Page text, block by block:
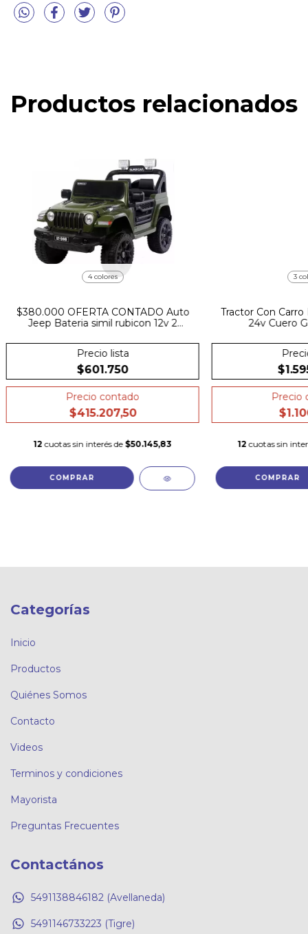
Productos relacionados
4 colores
$380.000 OFERTA CONTADO Auto
Jeep Bateria simil rubicon 12v 2
Control
Precio lista
$601.750
Precio contado
$415.207,50
12 cuotas sin interés de $50.145,83
COMPRAR
3
Tractor Con
24v Cuero
Precio
12 cuotas sin
COMPRAR
Categorías
Inicio
Productos
Quiénes Somos
Contacto
Videos
Terminos y condiciones
Mayorista
Preguntas Frecuentes
Contactános
5491138846182 (Avellaneda)
5491146733223 (Tigre)